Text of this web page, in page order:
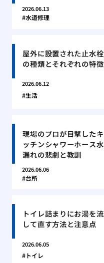
2026.06.13
水道修理
屋外に設置された止水栓
の種類とそれぞれの特徴
2026.06.12
生活
現場のプロが目撃したキ
ッチンシャワーホース水
漏れの悲劇と教訓
2026.06.06
台所
トイレ詰まりにお湯を流
して直す方法と注意点
2026.06.05
トイレ